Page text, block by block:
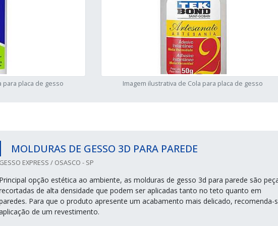
para placa de gesso Imagem ilustrativa de Cola para placa de gesso
MOLDURAS DE GESSO 3D PARA PAREDE
GESSO EXPRESS / OSASCO - SP
Principal opção estética ao ambiente, as molduras de gesso 3d para parede são
de alta densidade que podem ser aplicadas tanto no teto quanto em
Para que o produto apresente um acabamento mais delicado, recomenda-
de um revestimento.